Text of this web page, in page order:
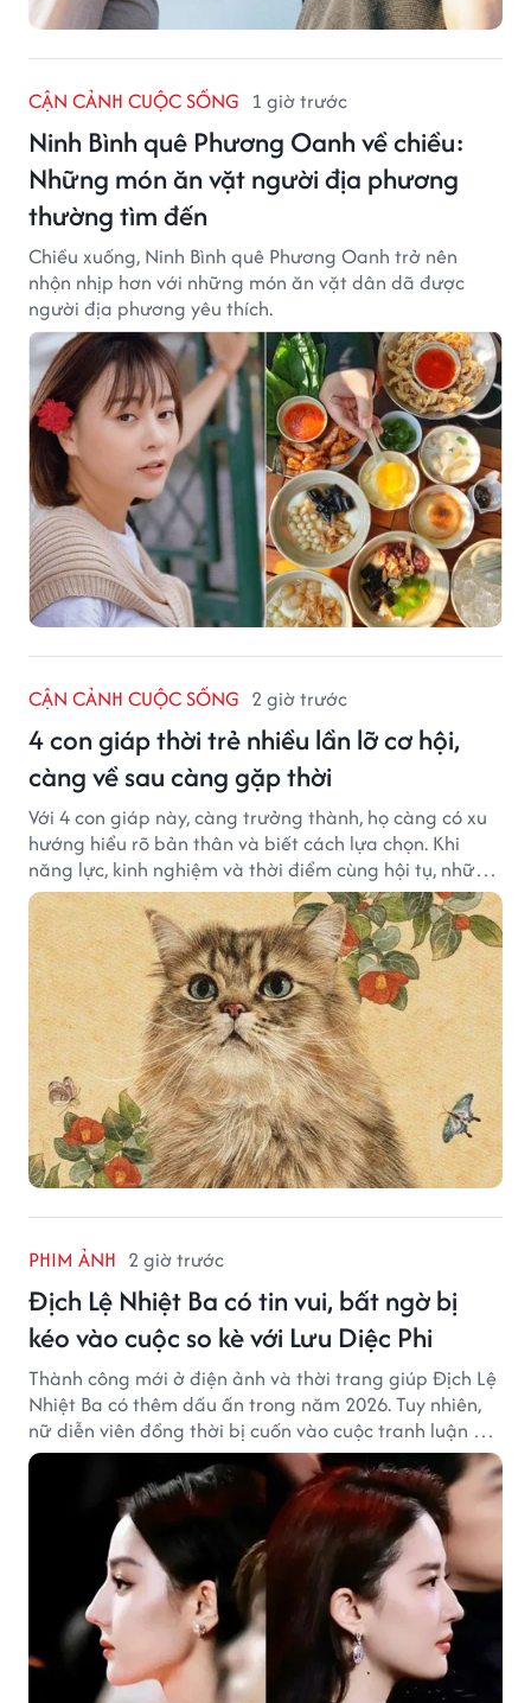
CẬN CẢNH CUỘC SỐNG 1 giờ trước
Ninh Bình quê Phương Oanh về chiều:
Những món ăn vặt người địa phương
thường tìm đến
Chiều xuống, Ninh Bình quê Phương Oanh trở nên
nhộn nhịp hơn với những món ăn vặt dân dã được
người địa phương yêu thích.
CẬN CẢNH CUỘC SỐNG 2 giờ trước
4 con giáp thời trẻ nhiều lần lỡ cơ hội,
càng về sau càng gặp thời
Với 4 con giáp này, càng trưởng thành, họ càng có xu
hướng hiểu rõ bản thân và biết cách lựa chọn. Khi
năng lực, kinh nghiệm và thời điểm cùng hội tụ, những
cơ hội từng tưởng đã vuột mất có thể được thay thế
bằng những cơ hội phù hợp hơn.
PHIM ẢNH 2 giờ trước
Địch Lệ Nhiệt Ba có tin vui, bất ngờ bị
kéo vào cuộc so kè với Lưu Diệc Phi
Thành công mới ở điện ảnh và thời trang giúp Địch Lệ
Nhiệt Ba có thêm dấu ấn trong năm 2026. Tuy nhiên,
nữ diễn viên đồng thời bị cuốn vào cuộc tranh luận với
Lưu Diệc Phi dù hai ngôi sao không có mâu thuẫn công